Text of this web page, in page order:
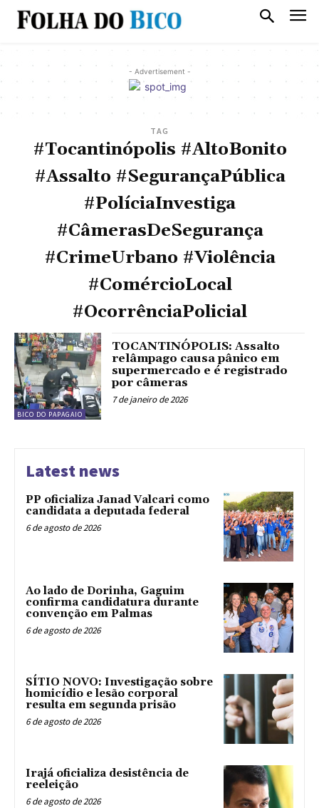
- Advertisement -
TAG
#Tocantinópolis #AltoBonito
#Assalto #SegurançaPública
#PolíciaInvestiga
#CâmerasDeSegurança
#CrimeUrbano #Violência
#ComércioLocal
#OcorrênciaPolicial
BICO DO PAPAGAIO
TOCANTINÓPOLIS: Assalto
relâmpago causa pânico em
supermercado e é registrado
por câmeras
7 de janeiro de 2026
Latest news
PP oficializa Janad Valcari como
candidata a deputada federal
6 de agosto de 2026
Ao lado de Dorinha, Gaguim
confirma candidatura durante
convenção em Palmas
6 de agosto de 2026
SÍTIO NOVO: Investigação sobre
homicídio e lesão corporal
resulta em segunda prisão
6 de agosto de 2026
Irajá oficializa desistência de
reeleição
6 de agosto de 2026